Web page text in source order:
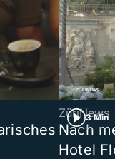
3 Min
ZüriNews
Nach
Hotel